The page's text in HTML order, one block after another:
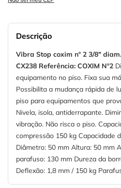
Descrição
Vibra Stop coxim nº 2 3/8"
CX238 Referência: COXIM Nº2
equipamento no piso. Fixa sua
Possibilita a mudança rápida de
piso para equipamentos que
Nivela, isola, antiderrapante.
vibração. Não risca o piso.
compressão 150 kg Capacidade
Diâmetro: 50 mm Altura: 50 mm
parafuso: 130 mm Dureza da
Deflexão: 1,8 mm / 150 kg